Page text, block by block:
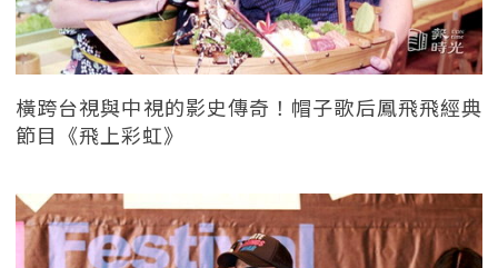
橫跨台視與中視的影史傳奇！帽子歌后鳳飛飛經典
節目《飛上彩虹》